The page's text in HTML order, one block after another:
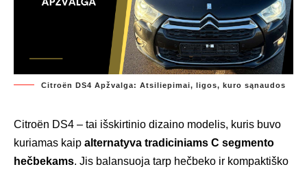
Citroën DS4 Apžvalga: Atsiliepimai, ligos, kuro sąnaudos
Citroën DS4 – tai išskirtinio dizaino modelis, kuris buvo
kuriamas kaip alternatyva tradiciniams C segmento
hečbekams. Jis balansuoja tarp hečbeko ir kompaktiško